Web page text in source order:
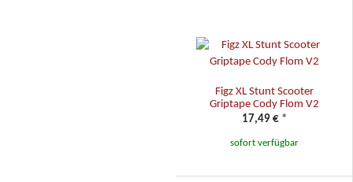
Figz XL Stunt Scooter
Griptape Cody Flom V2
17,49 € *
sofort verfügbar